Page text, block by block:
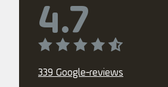
4.7
339 Google-reviews